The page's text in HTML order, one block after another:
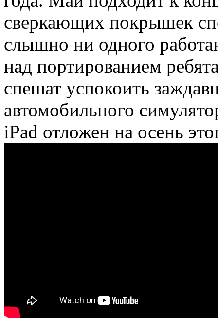
сверкающих покрышек
слышно ни одного
над портированием
спешат успокоить
автомобильного
iPad отложен на осень